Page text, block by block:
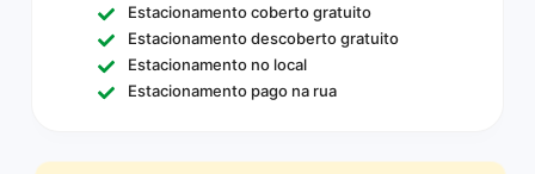
Estacionamento coberto gratuito
Estacionamento descoberto gratuito
Estacionamento no local
Estacionamento pago na rua